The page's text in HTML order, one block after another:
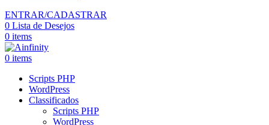
ENTRAR/CADASTRAR
0 Lista de Desejos
0 items
0 items
Scripts PHP
WordPress
Classificados
Scripts PHP
WordPress